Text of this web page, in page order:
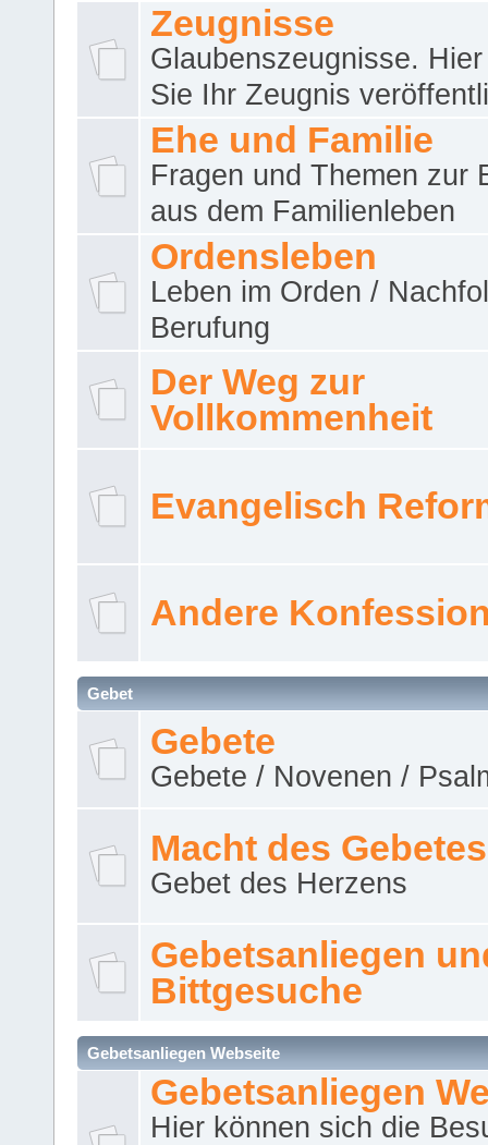
Zeugnisse
Glaubenszeugnisse.
Sie Ihr Zeugnis
Ehe und Familie
Fragen und Themen zur
aus dem Familienleben
Ordensleben
Leben im Orden /
Berufung
Der Weg zur
Vollkommenheit
Evangelisch
Andere
Gebet
Gebete
Gebete / Novenen /
Macht des Gebetes
Gebet des Herzens
Gebetsanliegen
Bittgesuche
Gebetsanliegen Webseite
Gebetsanliegen
Hier können sich die